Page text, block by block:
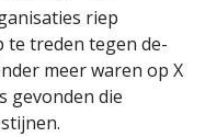
riep
te treden tegen de-
meer waren op X
gevonden die